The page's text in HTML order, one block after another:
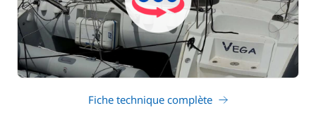
Fiche technique complète